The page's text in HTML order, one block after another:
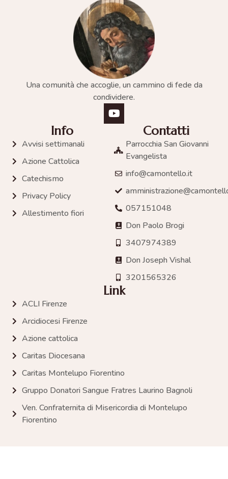
Una comunità che accoglie, un cammino di fede da
condividere.
Info
Avvisi settimanali
Azione Cattolica
Catechismo
Privacy Policy
Allestimento fiori
Contatti
Parrocchia San Giovanni
Evangelista
info@camontello.it
057151048
Don Paolo Brogi
3407974389
Don Joseph Vishal
3201565326
Link
ACLI Firenze
Arcidiocesi Firenze
Azione cattolica
Caritas Diocesana
Caritas Montelupo Fiorentino
Gruppo Donatori Sangue Fratres Laurino Bagnoli
Ven. Confraternita di Misericordia di Montelupo
Fiorentino